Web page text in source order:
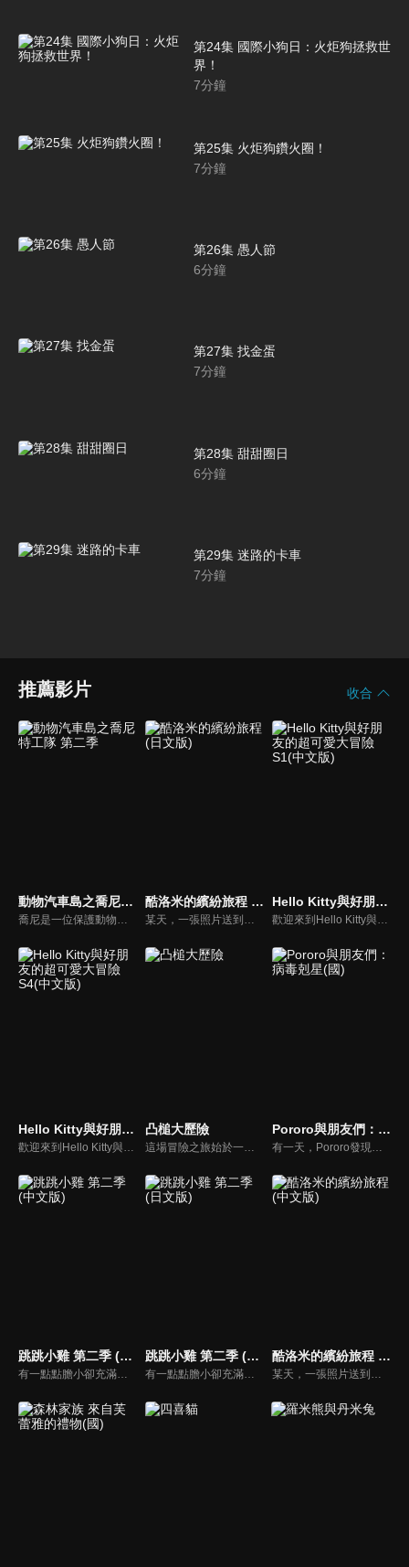
第24集 國際小狗日：火炬狗拯救世
界！
7分鐘
第25集 火炬狗鑽火圈！
7分鐘
第26集 愚人節
6分鐘
第27集 找金蛋
7分鐘
第28集 甜甜圈日
6分鐘
第29集 迷路的卡車
7分鐘
推薦影片 收合
動物汽車島之喬尼特工隊 第二季
喬尼是一位保護動物汽車島的小英雄，每當動物汽車們遇到困難的時候，他總會帶著最好的小夥伴火炬狗一起進行驚險的救援。大家快來加入喬尼特工隊吧，一場精彩的冒險營救即將開啟！
酷洛米的繽紛旅程 (日文版)
某天，一張照片送到了酷洛米的手機中。照片中的人是酷洛米失蹤的姊姊——洛米娜。「我想去找姊姊！」酷洛米究竟能不能順利見到洛米娜呢？
Hello Kitty與好朋友的超可愛大冒險S1(中文版)
歡迎來到Hello Kitty與好朋友的超可愛大冒險!與Hello Kitty, 大眼蛙, 酷企鵝, 美樂蒂, 布丁狗還有酷洛米, 準備和朋友們一起經歷有趣的冒險吧!
Hello Kitty與好朋友的超可愛大冒險S4(中文版) 凸槌大歷險
這場冒險之旅始於一隻粗心的送子鳥，不小心把寶寶送到錯的人家。他把熊貓家跟熊家的地址搞混了！而這隻凡事追求正確的熊，決定要規劃一場冒險，把熊貓寶寶送回父母身邊。漫長的旅行路上，他們遇見愛講話的鵜鶘、膽小的野狼以及生性浪漫的老虎，通過許多危險和難關，最後成功把熊貓寶寶送回父母身邊！
Pororo與朋友們：病毒剋星(國)
跳跳小雞 第二季 (中文版)
有一點點膽小卻充滿好奇心的"帶骨雞"，和總是用小跳步靠過來的舞蹈老師"小跳步青蛙老師"，以及其他具有獨特個性的夥伴們跳舞大活耀！在家裡和各種地方以「身體動了，心也舞動了起來♪」為主題。
跳跳小雞 第二季 (日文版)
有一點點膽小卻充滿好奇心的"帶骨雞"，和總是用小跳步靠過來的舞蹈老師"小跳步青蛙老師"，以及其他具有獨特個性的夥伴們跳舞大活耀！在家裡和各種地方以「身體動了，心也舞動了起來♪」為主題。
酷洛米的繽紛旅程 (中文版)
某天，一張照片送到了酷洛米的手機中。照片中的人是酷洛米失蹤的姊姊——洛米娜。「我想去找姊姊！」酷洛米究竟能不能順利見到洛米娜呢？